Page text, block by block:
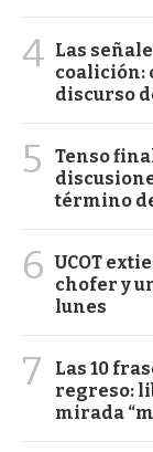
4 Las
coalición:
discurso
5
Tenso
término
6 UCOT
chofer y
lunes
7
Las 10
regreso:
mirada